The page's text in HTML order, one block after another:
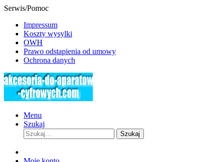
Serwis/Pomoc
Impressum
Koszty wysylki
OWH
Prawo odstapienia od umowy
Ochrona danych
Menu
Szukaj
Szukaj